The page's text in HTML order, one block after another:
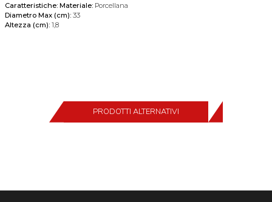
Caratteristiche: Materiale: Porcellana
Diametro Max (cm): 33
Altezza (cm): 1,8
PRODOTTI ALTERNATIVI